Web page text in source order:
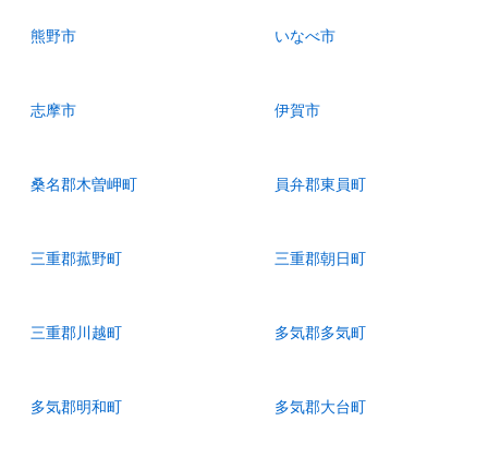
熊野市 いなべ市
志摩市 伊賀市
桑名郡木曽岬町 員弁郡東員町
三重郡菰野町 三重郡朝日町
三重郡川越町 多気郡多気町
多気郡明和町 多気郡大台町